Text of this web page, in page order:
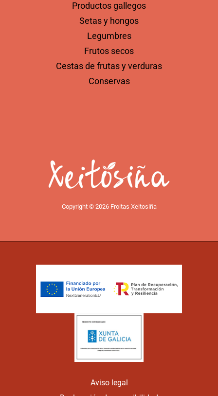
Productos gallegos
Setas y hongos
Legumbres
Frutos secos
Cestas de frutas y verduras
Conservas
Copyright © 2026 Froitas Xeitosiña
Aviso legal